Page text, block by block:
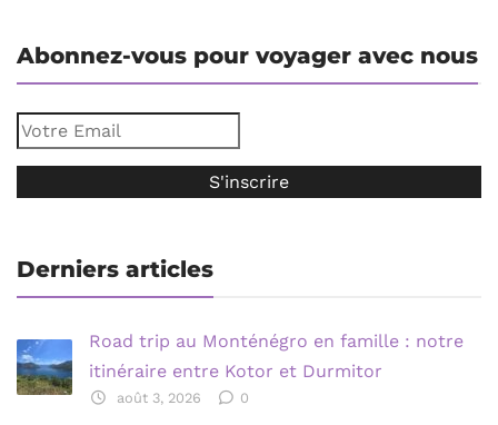
Abonnez-vous pour voyager avec nous
Derniers articles
Road trip au Monténégro en famille : notre
itinéraire entre Kotor et Durmitor
août 3, 2026 0